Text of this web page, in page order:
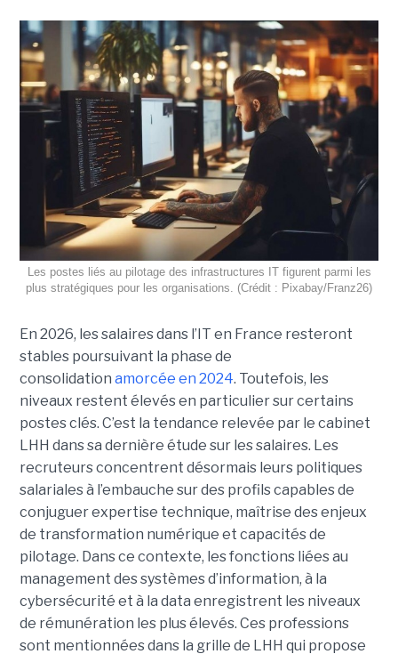
Les postes liés au pilotage des infrastructures IT figurent parmi les
plus stratégiques pour les organisations. (Crédit : Pixabay/Franz26)
En 2026, les salaires dans l’IT en France resteront
stables poursuivant la phase de
consolidation amorcée en 2024. Toutefois, les
niveaux restent élevés en particulier sur certains
postes clés. C’est la tendance relevée par le cabinet
LHH dans sa dernière étude sur les salaires. Les
recruteurs concentrent désormais leurs politiques
salariales à l’embauche sur des profils capables de
conjuguer expertise technique, maîtrise des enjeux
de transformation numérique et capacités de
pilotage. Dans ce contexte, les fonctions liées au
management des systèmes d’information, à la
cybersécurité et à la data enregistrent les niveaux
de rémunération les plus élevés. Ces professions
sont mentionnées dans la grille de LHH qui propose